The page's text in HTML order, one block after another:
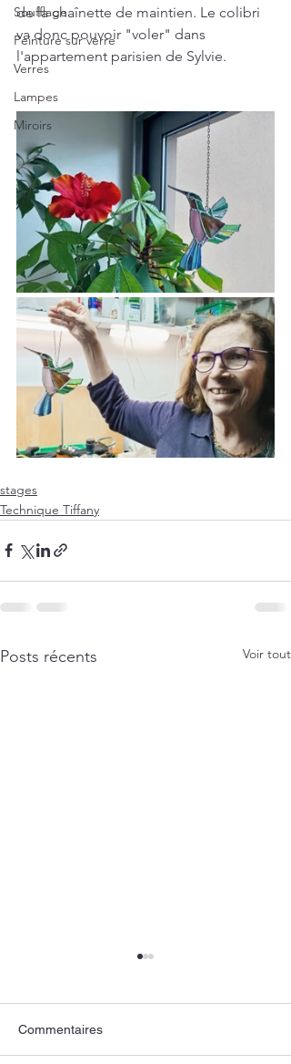
Soufflage
Peinture sur verre
Verres
Lampes
Miroirs
de la chaînette de maintien. Le colibri
va donc pouvoir "voler" dans
l'appartement parisien de Sylvie.
stages
Technique Tiffany
Posts récents Voir tout
Commentaires